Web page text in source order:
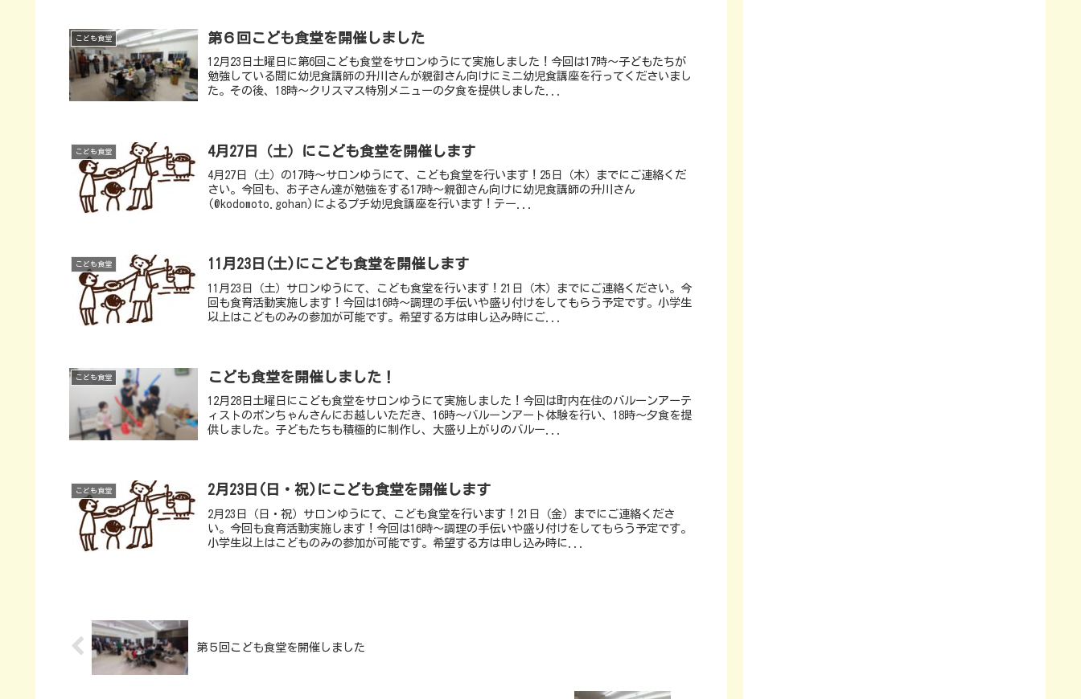
こども食堂 第６回こども食堂を開催しました
12月23日土曜日に第6回こども食堂をサロンゆうにて実施しました！今回は17時〜子どもたちが
勉強している間に幼児食講師の升川さんが親御さん向けにミニ幼児食講座を行ってくださいまし
た。その後、18時〜クリスマス特別メニューの夕食を提供しました...
こども食堂 4月27日（土）にこども食堂を開催します
4月27日（土）の17時〜サロンゆうにて、こども食堂を行います！25日（木）までにご連絡くだ
さい。今回も、お子さん達が勉強をする17時〜親御さん向けに幼児食講師の升川さん
(@kodomoto.gohan)によるプチ幼児食講座を行います！テー...
こども食堂 11月23日(土)にこども食堂を開催します
11月23日（土）サロンゆうにて、こども食堂を行います！21日（木）までにご連絡ください。今
回も食育活動実施します！今回は16時～調理の手伝いや盛り付けをしてもらう予定です。小学生
以上はこどものみの参加が可能です。希望する方は申し込み時にご...
こども食堂 こども食堂を開催しました！
12月28日土曜日にこども食堂をサロンゆうにて実施しました！今回は町内在住のバルーンアーテ
ィストのポンちゃんさんにお越しいただき、16時〜バルーンアート体験を行い、18時〜夕食を提
供しました。子どもたちも積極的に制作し、大盛り上がりのバルー...
こども食堂 2月23日(日・祝)にこども食堂を開催します
2月23日（日・祝）サロンゆうにて、こども食堂を行います！21日（金）までにご連絡くださ
い。今回も食育活動実施します！今回は16時～調理の手伝いや盛り付けをしてもらう予定です。
小学生以上はこどものみの参加が可能です。希望する方は申し込み時に...
第５回こども食堂を開催しました